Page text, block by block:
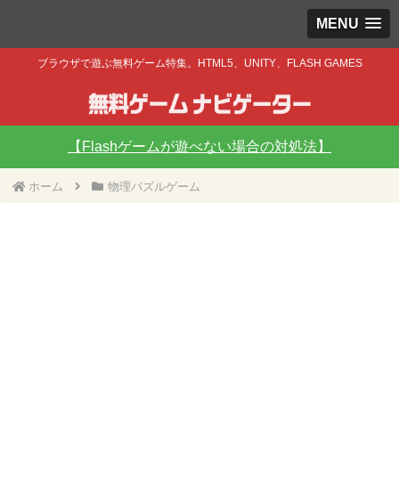
MENU
ブラウザで遊ぶ無料ゲーム特集。HTML5、UNITY、FLASH GAMES
【Flashゲームが遊べない場合の対処法】
ホーム 物理パズルゲーム